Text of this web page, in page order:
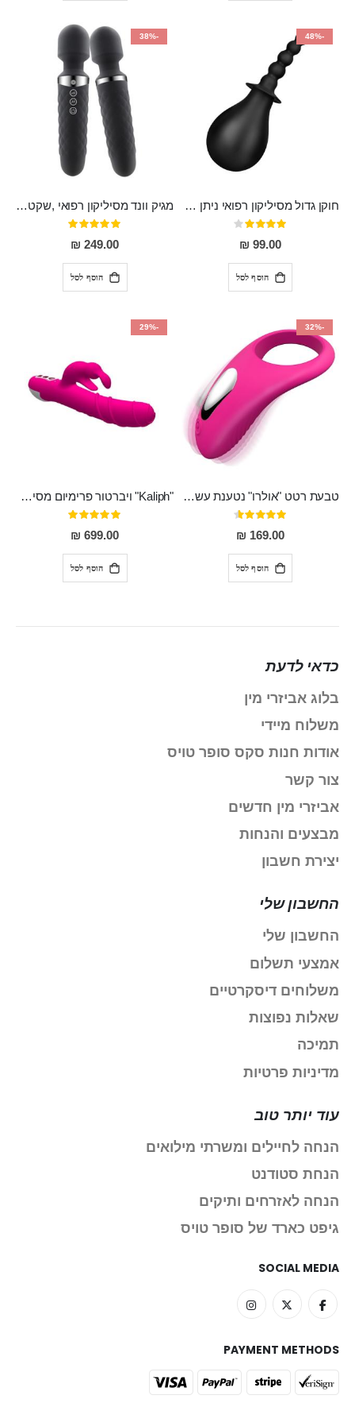
-48%
חוקן גדול מסיליקון רפואי ניתן לשימוש גם כפלאג וגם כחרוזים אנאלים
דירוג:
80%
99.00 ₪
הוסף לסל
-38%
מגיק וונד מסיליקון רפואי ,שקט במיוחד, נטען בעל 10 מהירויות שונות "Erna"
דירוג:
100%
249.00 ₪
הוסף לסל
-32%
טבעת רטט "אולרו" נטענת עשויה סיליקון רפואי עם רטט חזק ומטריף חושים
דירוג:
91%
169.00 ₪
הוסף לסל
-29%
"Kaliph" ויברטור פרימיום מסיליקון רפואי , נטען, שקט במיוחד, מסתובב ומתפתל, שמנמן עם חדירה 14 סמ
דירוג:
100%
699.00 ₪
הוסף לסל
כדאי לדעת
בלוג אביזרי מין
משלוח מיידי
אודות חנות סקס סופר טויס
צור קשר
אביזרי מין חדשים
מבצעים והנחות
יצירת חשבון
החשבון שלי
החשבון שלי
אמצעי תשלום
משלוחים דיסקרטיים
שאלות נפוצות
תמיכה
מדיניות פרטיות
עוד יותר טוב
הנחה לחיילים ומשרתי מילואים
הנחת סטודנט
הנחה לאזרחים ותיקים
גיפט כארד של סופר טויס
SOCIAL MEDIA
PAYMENT METHODS